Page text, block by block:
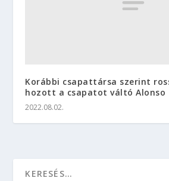
Korábbi csapattársa szerint
hozott a csapatot váltó Alonso
2022.08.02.